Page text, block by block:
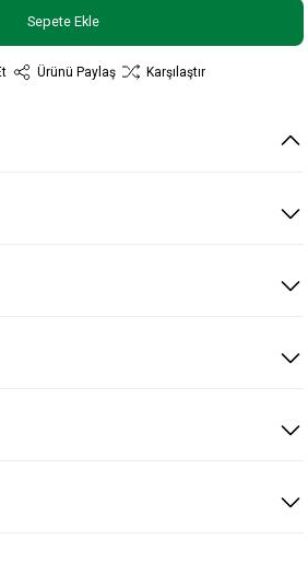
Sepete Ekle
Ürünü Paylaş Karşılaştır